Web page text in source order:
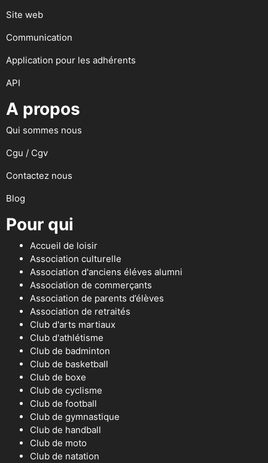
Site web
Communication
Application pour les adhérents
API
A propos
Qui sommes nous
Cgu / Cgv
Contactez nous
Blog
Pour qui
Accueil de loisir
Association culturelle
Association d'anciens éléves alumni
Association de commerçants
Association de parents d’élèves
Association de retraités
Club d'arts martiaux
Club d'athlétisme
Club de badminton
Club de basketball
Club de boxe
Club de cyclisme
Club de football
Club de gymnastique
Club de handball
Club de moto
Club de natation